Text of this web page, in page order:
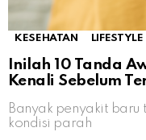
KESEHATAN LIFESTYLE
Inilah 10 Tanda
Kenali Sebelum
Banyak penyakit baru
kondisi parah